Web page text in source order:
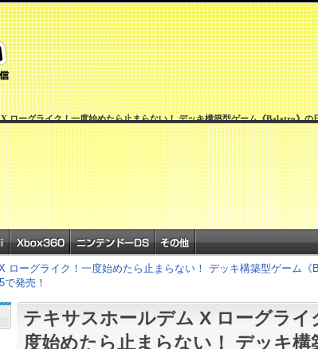
ローグライク！一度始めたら止まらない！ デッキ構築型ゲーム《Balatro》
ローグライク！一度始めたら止まらない！ デッキ構築型ゲーム
発売！
テキサスホールデム X ローグライ
度始めたら止まらない！ デッキ構